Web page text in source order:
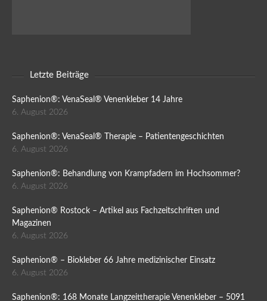
Letzte Beiträge
Saphenion®: VenaSeal® Venenkleber 14 Jahre
6. August 2026
Saphenion®: VenaSeal® Therapie – Patientengeschichten
6. August 2026
Saphenion®: Behandlung von Krampfadern im Hochsommer?
6. August 2026
Saphenion® Rostock – Artikel aus Fachzeitschriften und
Magazinen
6. August 2026
Saphenion® – Biokleber 66 Jahre medizinischer Einsatz
6. August 2026
Saphenion®: 168 Monate Langzeittherapie Venenkleber – 5091